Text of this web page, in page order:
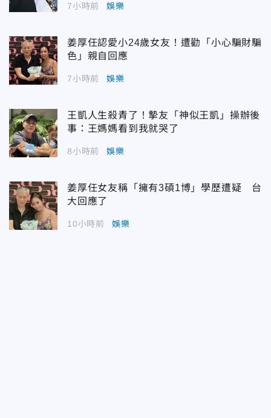
7小時前 娛樂
姜厚任認愛小24歲女友！遭勸「小心騙財騙
色」親自回應
7小時前 娛樂
王凱人生殺青了！摯友「神似王凱」操辦後
事：王媽媽看到我就哭了
8小時前 娛樂
姜厚任女友稱「擁有3碩1博」學歷遭疑 台
大回應了
10小時前 娛樂